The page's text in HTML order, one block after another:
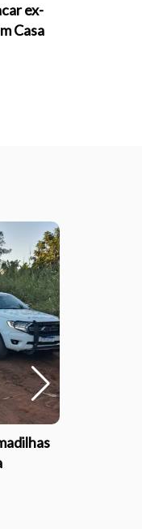
ex-
Casa